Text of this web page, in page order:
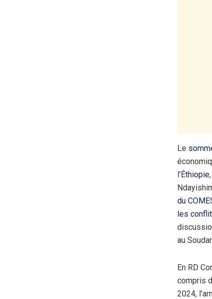
Le
l’Éthiopie,
du
les
au
En RD
compris
2024,